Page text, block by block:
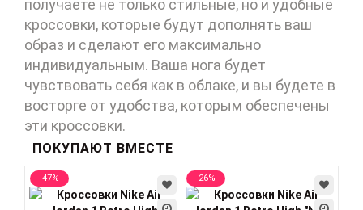
получаете не только стильные, но и удобные
кроссовки, которые будут дополнять ваш
образ и сделают его максимально
индивидуальным. Ваша нога будет
чувствовать себя как в облаке, и вы будете в
восторге от удобства, которым обеспечены
эти кроссовки.
ПОКУПАЮТ ВМЕСТЕ
-47% -26%